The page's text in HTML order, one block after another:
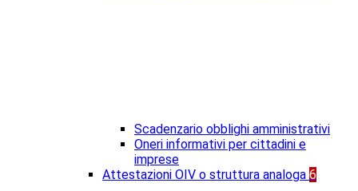
Scadenzario obblighi amministrativi
Oneri informativi per cittadini e
imprese
Attestazioni OIV o struttura analoga 6